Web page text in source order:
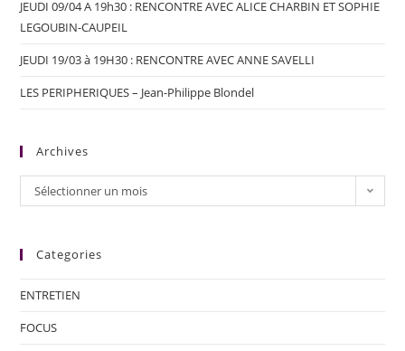
JEUDI 09/04 A 19h30 : RENCONTRE AVEC ALICE CHARBIN ET SOPHIE
LEGOUBIN-CAUPEIL
JEUDI 19/03 à 19H30 : RENCONTRE AVEC ANNE SAVELLI
LES PERIPHERIQUES – Jean-Philippe Blondel
Archives
Sélectionner un mois
Categories
ENTRETIEN
FOCUS